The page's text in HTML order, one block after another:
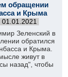
обращении
и Крыма
01.01.2021
Зеленский в
обратился
и Крыма.
живут в
назад", чтобы